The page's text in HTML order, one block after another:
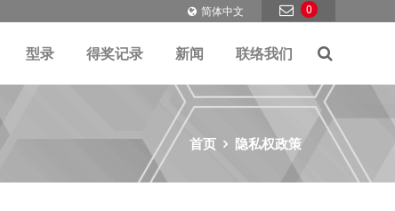
0
简体中文
型录 得奖记录 新闻 联络我们
首页 隐私权政策